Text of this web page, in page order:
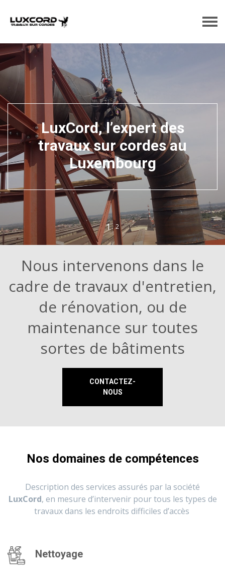
1 2
LuxCord, l’expert des
travaux sur cordes au
Luxembourg
Nous intervenons dans le
cadre de travaux d'entretien,
de rénovation, ou de
maintenance sur toutes
sortes de bâtiments
CONTACTEZ-
NOUS
Nos domaines de compétences
Description des services assurés par la société
LuxCord, en mesure d’intervenir pour tous les types de
travaux dans les endroits difficiles d’accès
Nettoyage